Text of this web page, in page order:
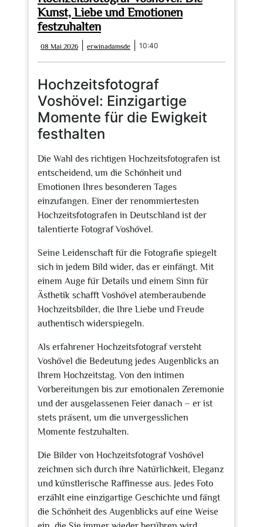
Kunst, Liebe und Emotionen
festzuhalten
08 Mai 2026
Mai
2026
erwinadamsde erwinadamsde
10:40
Hochzeitsfotograf
Voshövel: Einzigartige
Momente für die Ewigkeit
festhalten
Die Wahl des richtigen Hochzeitsfotografen ist
entscheidend, um die Schönheit und
Emotionen Ihres besonderen Tages
einzufangen. Einer der renommiertesten
Hochzeitsfotografen in Deutschland ist der
talentierte Fotograf Voshövel.
Seine Leidenschaft für die Fotografie spiegelt
sich in jedem Bild wider, das er einfängt. Mit
einem Auge für Details und einem Sinn für
Ästhetik schafft Voshövel atemberaubende
Hochzeitsbilder, die Ihre Liebe und Freude
authentisch widerspiegeln.
Als erfahrener Hochzeitsfotograf versteht
Voshövel die Bedeutung jedes Augenblicks an
Ihrem Hochzeitstag. Von den intimen
Vorbereitungen bis zur emotionalen Zeremonie
und der ausgelassenen Feier danach – er ist
stets präsent, um die unvergesslichen
Momente festzuhalten.
Die Bilder von Hochzeitsfotograf Voshövel
zeichnen sich durch ihre Natürlichkeit, Eleganz
und künstlerische Raffinesse aus. Jedes Foto
erzählt eine einzigartige Geschichte und fängt
die Schönheit des Augenblicks auf eine Weise